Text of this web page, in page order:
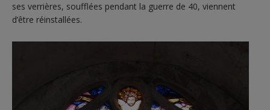
ses verrières, soufflées pendant la guerre de 40, viennent
d’être réinstallées.